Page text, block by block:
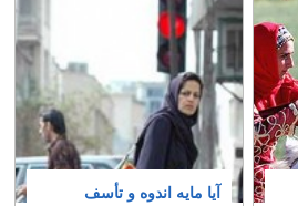
آیا مایه اندوه و تأسف